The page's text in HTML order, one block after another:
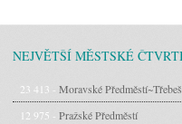
NEJVĚTŠÍ MĚSTSKÉ
23 413 - Moravské Předměstí~Třebeš
12 975 - Pražské Předměstí